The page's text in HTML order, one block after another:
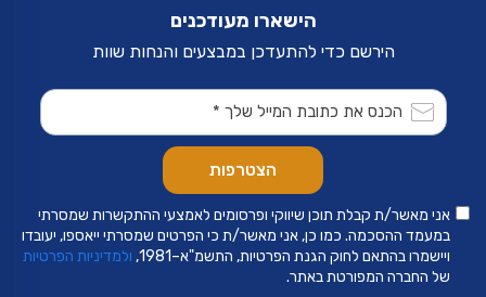
האפשרויות
בעמוד
בעמוד
הישארו מעודכנים
הירשם כדי להתעדכן במבצעים והנחות שוות
אני מאשר/ת קבלת תוכן שיווקי ופרסומים לאמצעי ההתקשרות שמסרתי
במעמד ההסכמה. כמו כן, אני מאשר/ת כי הפרטים שמסרתי ייאספו, יעובדו
ויישמרו בהתאם לחוק הגנת הפרטיות, התשמ"א–1981,
ולמדיניות הפרטיות
של החברה המפורטת באתר.